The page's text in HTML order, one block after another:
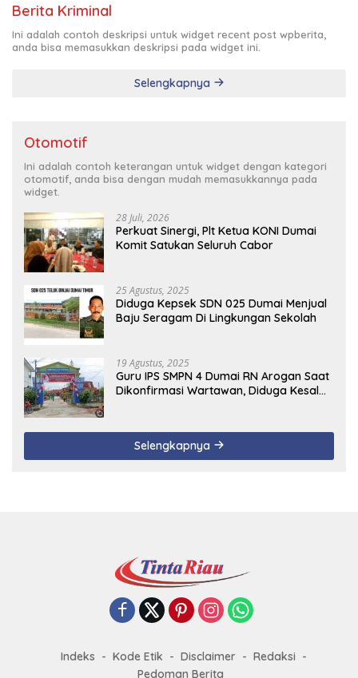
Berita Kriminal
Ini adalah contoh deskripsi untuk widget recent post wpberita,
anda bisa memasukkan deskripsi pada widget ini.
Selengkapnya
Otomotif
Ini adalah contoh keterangan untuk widget dengan kategori
otomotif, anda bisa dengan mudah memasukkannya pada
widget.
28 Juli, 2026
Perkuat Sinergi, Plt Ketua KONI Dumai
Komit Satukan Seluruh Cabor
25 Agustus, 2025
Diduga Kepsek SDN 025 Dumai Menjual
Baju Seragam Di Lingkungan Sekolah
19 Agustus, 2025
Guru IPS SMPN 4 Dumai RN Arogan Saat
Dikonfirmasi Wartawan, Diduga Kesal
Selengkapnya
Indeks Kode Etik Disclaimer
Redaksi
Pedoman Berita